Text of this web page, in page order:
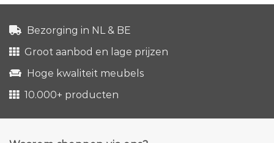
Bezorging in NL & BE
Groot aanbod en lage prijzen
Hoge kwaliteit meubels
10.000+ producten